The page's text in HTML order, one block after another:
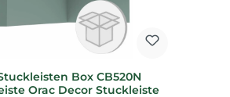
Box CB520N
Orac Decor Stuckleiste